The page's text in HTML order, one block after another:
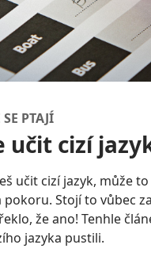
PTAJÍ
učit cizí
učit cizí jazyk, může
pokoru. Stojí to vůbec
že ano! Tenhle
jazyka pustili.